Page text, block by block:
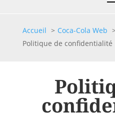
Accueil
Coca-Cola Web
Politique de confidentialité